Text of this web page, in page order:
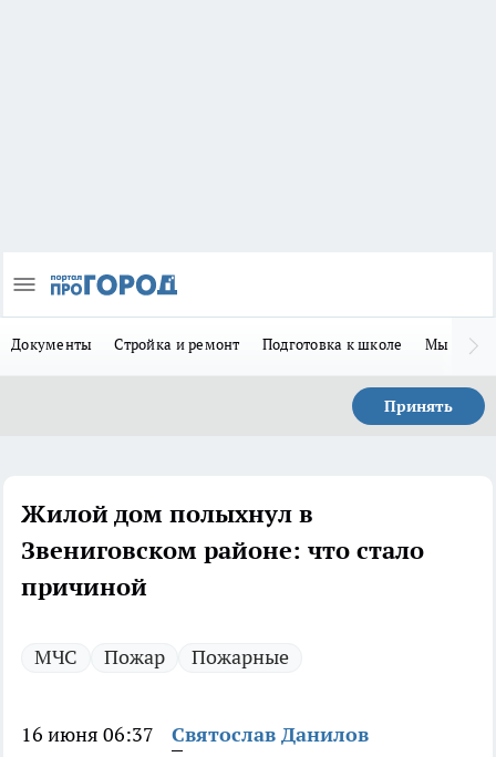
Документы Стройка и ремонт Подготовка к школе Мы в MAX
Принять
Жилой дом полыхнул в
Звениговском районе: что стало
причиной
МЧС Пожар Пожарные
16 июня 06:37 Святослав Данилов